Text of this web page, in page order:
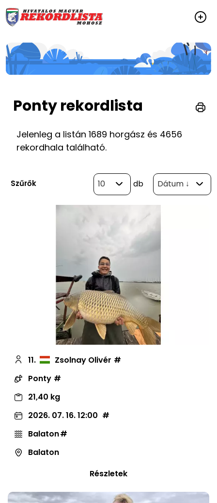
Ponty rekordlista
Jelenleg a listán 1689 horgász és 4656
rekordhala található.
Szűrők 10 db Dátum ↓
11.
Zsolnay Olivér
Ponty
21,40 kg
2026. 07. 16. 12:00
Balaton
Balaton
Részletek